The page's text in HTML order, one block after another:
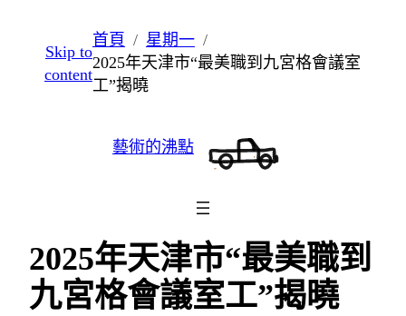
Skip to
content
首頁
星期一
2025年天津市“最美職到九宮格會議室
工”揭曉
藝術的沸點
2025年天津市“最美職到
九宮格會議室工”揭曉